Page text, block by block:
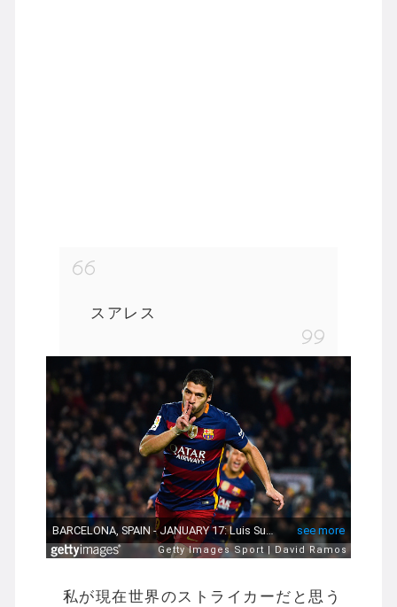
スアレス
私が現在世界のストライカーだと思う